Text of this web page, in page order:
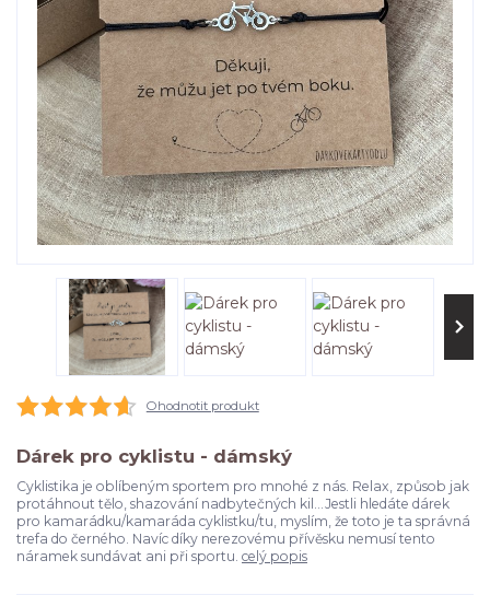
Ohodnotit produkt
Dárek pro cyklistu - dámský
Cyklistika je oblíbeným sportem pro mnohé z nás. Relax, způsob jak
protáhnout tělo, shazování nadbytečných kil...Jestli hledáte dárek
pro kamarádku/kamaráda cyklistku/tu, myslím, že toto je ta správná
trefa do černého. Navíc díky nerezovému přívěsku nemusí tento
náramek sundávat ani při sportu. celý popis